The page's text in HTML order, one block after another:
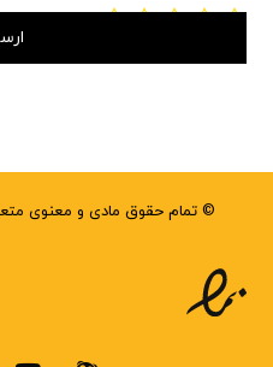
© تمام حقوق مادی و معنوی